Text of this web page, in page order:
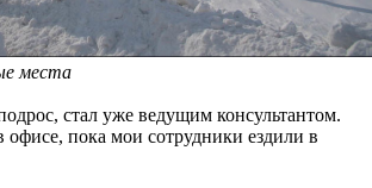
места
стал уже ведущим консультантом.
офисе, пока мои сотрудники ездили в